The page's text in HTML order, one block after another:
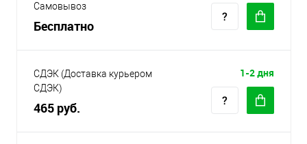
Самовывоз
Бесплатно
СДЭК (Доставка курьером
СДЭК)
465 руб.
1-2 дня